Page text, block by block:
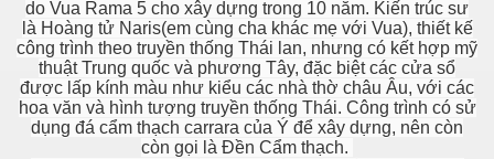
do Vua Rama 5 cho xây dựng trong 10 năm. Kiến trúc sư
là Hoàng tử Naris(em cùng cha khác mẹ với Vua), thiết kế
công trình theo truyền thống Thái lan, nhưng có kết hợp mỹ
thuật Trung quốc và phương Tây, đặc biệt các cửa sổ
được lấp kính màu như kiểu các nhà thờ châu Âu, với các
hoa văn và hình tượng truyền thống Thái. Công trình có sử
dụng đá cẩm thạch carrara của Ý để xây dựng, nên còn
còn gọi là Đền Cẩm thạch.